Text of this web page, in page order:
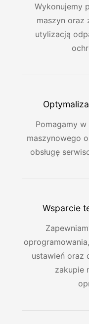
Wykonujemy
maszyn oraz
utylizacją
Pomagamy
maszynowego
obsługę
Wsparcie
ustawień oraz
zakupie